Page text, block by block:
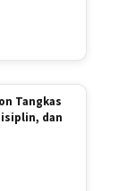
Tangkas
dan